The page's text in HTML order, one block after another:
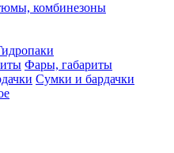
комбинезоны
Фары, габариты
Сумки и бардачки